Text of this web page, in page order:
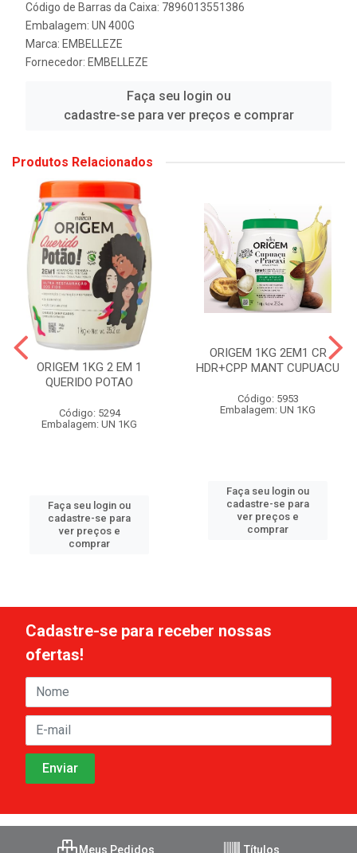
Código de Barras da Caixa: 7896013551386
Embalagem: UN 400G
Marca: EMBELLEZE
Fornecedor: EMBELLEZE
Faça seu login ou
cadastre-se para ver preços e comprar
Produtos Relacionados
ORIGEM 1KG 2 EM 1
QUERIDO POTAO
Código: 5294
Embalagem: UN 1KG
Faça seu login ou
cadastre-se para
ver preços e
comprar
ORIGEM 1KG 2EM1 CR
HDR+CPP MANT CUPUACU
Código: 5953
Embalagem: UN 1KG
Faça seu login ou
cadastre-se para
ver preços e
comprar
Cadastre-se para receber nossas
ofertas!
Meus Pedidos Títulos